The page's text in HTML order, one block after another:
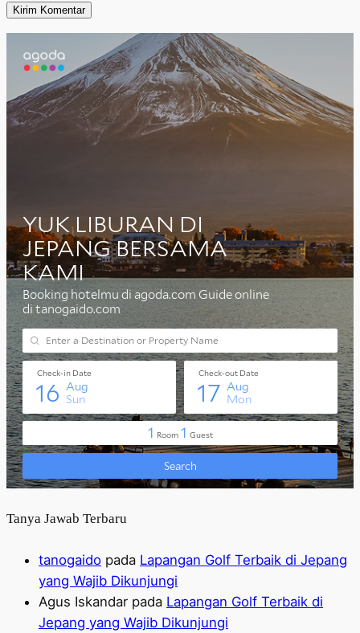
Tanya Jawab Terbaru
tanogaido pada Lapangan Golf Terbaik di Jepang
yang Wajib Dikunjungi
Agus Iskandar pada Lapangan Golf Terbaik di
Jepang yang Wajib Dikunjungi